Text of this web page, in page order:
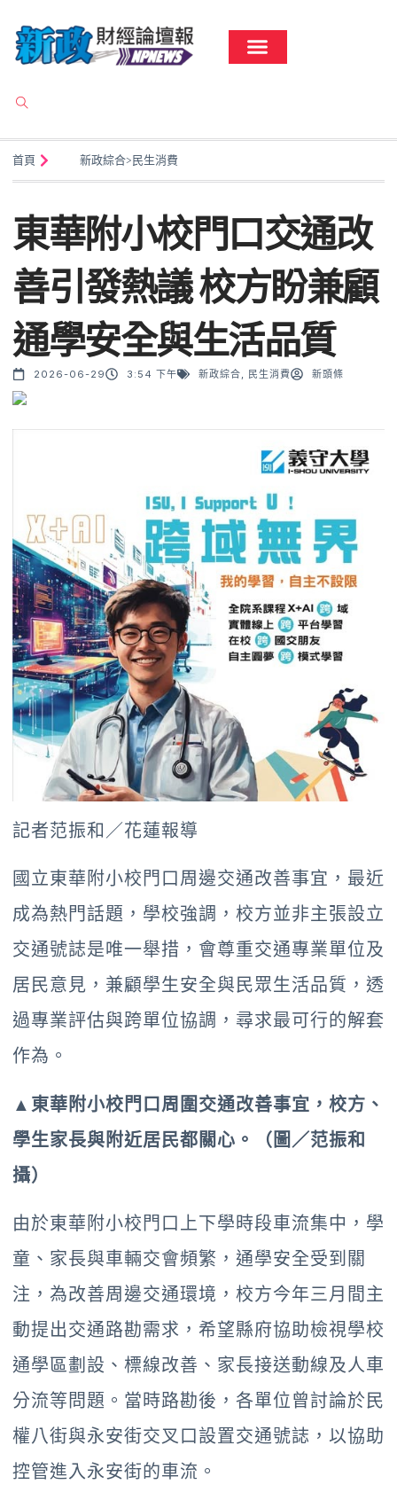
首頁 新政綜合>民生消費
東華附小校門口交通改
善引發熱議 校方盼兼顧
通學安全與生活品質
2026-06-29 3:54 下午 新政綜合 民生消費 新頭條
記者范振和／花蓮報導
國立東華附小校門口周邊交通改善事宜，最近
成為熱門話題，學校強調，校方並非主張設立
交通號誌是唯一舉措，會尊重交通專業單位及
居民意見，兼顧學生安全與民眾生活品質，透
過專業評估與跨單位協調，尋求最可行的解套
作為。
▲東華附小校門口周圍交通改善事宜，校方、
學生家長與附近居民都關心。（圖／范振和
攝）
由於東華附小校門口上下學時段車流集中，學
童、家長與車輛交會頻繁，通學安全受到關
注，為改善周邊交通環境，校方今年三月間主
動提出交通路勘需求，希望縣府協助檢視學校
通學區劃設、標線改善、家長接送動線及人車
分流等問題。當時路勘後，各單位曾討論於民
權八街與永安街交叉口設置交通號誌，以協助
控管進入永安街的車流。